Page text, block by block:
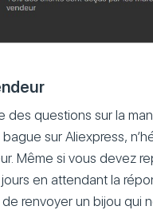
des questions sur la
sur Aliexpress,
Même si vous devez
en attendant la
renvoyer un bijou qui